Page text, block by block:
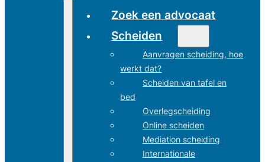
Zoek een advocaat
Scheiden
Aanvragen scheiding, hoe
werkt dat?
Scheiden van tafel en
bed
Overlegscheiding
Online scheiden
Mediation scheiding
Internationale